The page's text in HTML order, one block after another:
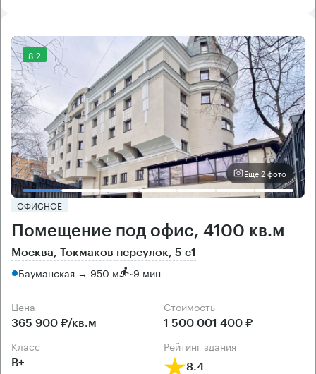
8.2
Еще 2 фото
ОФИСНОЕ
Помещение под офис, 4100 кв.м
Москва, Токмаков переулок, 5 с1
Бауманская → 950 м ~9 мин
Цена
365 900 ₽/кв.м
Cтоимость
1 500 001 400 ₽
класс
B+
рейтинг здания
8.4